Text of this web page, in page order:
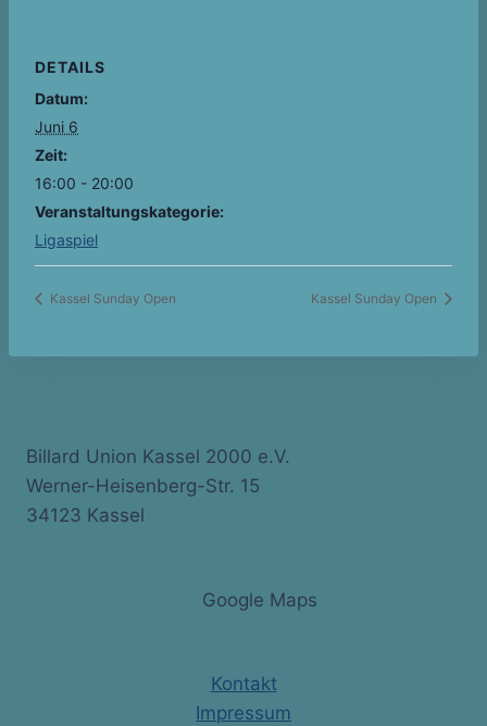
DETAILS
Datum:
Juni 6
Zeit:
16:00 - 20:00
Veranstaltungskategorie:
Ligaspiel
Kassel Sunday Open Kassel Sunday Open
Billard Union Kassel 2000 e.V.
Werner-Heisenberg-Str. 15
34123 Kassel
Google Maps
Kontakt
Impressum